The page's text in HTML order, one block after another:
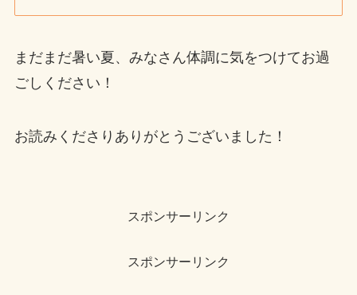
まだまだ暑い夏、みなさん体調に気をつけてお過
ごしください！
お読みくださりありがとうございました！
スポンサーリンク
スポンサーリンク